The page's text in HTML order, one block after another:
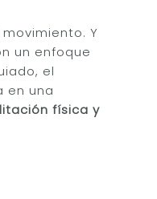
Y
un enfoque
el
en una
física y